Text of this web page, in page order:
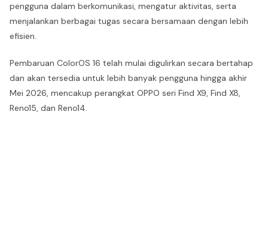
pengguna dalam berkomunikasi, mengatur aktivitas, serta
menjalankan berbagai tugas secara bersamaan dengan lebih
efisien.
Pembaruan ColorOS 16 telah mulai digulirkan secara bertahap
dan akan tersedia untuk lebih banyak pengguna hingga akhir
Mei 2026, mencakup perangkat OPPO seri Find X9, Find X8,
Reno15, dan Reno14.